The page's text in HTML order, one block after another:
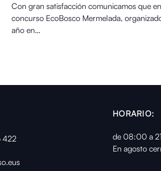
Con gran satisfacción comunicamos que
concurso EcoBosco Mermelada,
año en…
422
HORARIO:
de 08:00 a
En agosto